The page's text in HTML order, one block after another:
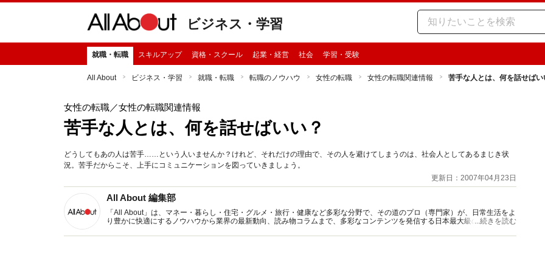
ビジネス・学習
就職・転職 スキルアップ 資格・スクール 起業・経営 社会 学習・受験
All About ビジネス・学習 就職・転職 転職のノウハウ 女性の転職 女性の転職関連情報 苦手な人とは、何を話せばい
女性の転職／女性の転職関連情報
苦手な人とは、何を話せばいい？
どうしてもあの人は苦手……という人いませんか？けれど、それだけの理由で、その人を避けてしまうのは、社会人としてあるまじき状
況。苦手だからこそ、上手にコミュニケーションを図っていきましょう。
更新日：2007年04月23日
All About 編集部
「All About」は、マネー・暮らし・住宅・グルメ・旅行・健康など多彩な分野で、その道のプロ（専門家）が、日常生活をよ
り豊かに快適にするノウハウから業界の最新動向、読み物コラムまで、多彩なコンテンツを発信する日本最大級の総合情報サ
...続きを読む